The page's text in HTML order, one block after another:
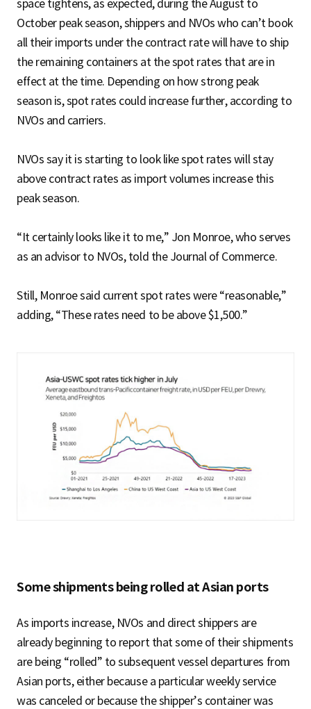
space tightens, as expected, during the August to
October peak season, shippers and NVOs who can’t book
all their imports under the contract rate will have to ship
the remaining containers at the spot rates that are in
effect at the time. Depending on how strong peak
season is, spot rates could increase further, according to
NVOs and carriers.
NVOs say it is starting to look like spot rates will stay
above contract rates as import volumes increase this
peak season.
“It certainly looks like it to me,” Jon Monroe, who serves
as an advisor to NVOs, told the Journal of Commerce.
Still, Monroe said current spot rates were “reasonable,”
adding, “These rates need to be above $1,500.”
Some shipments being rolled at Asian ports
As imports increase, NVOs and direct shippers are
already beginning to report that some of their shipments
are being “rolled” to subsequent vessel departures from
Asian ports, either because a particular weekly service
was canceled or because the shipper’s container was